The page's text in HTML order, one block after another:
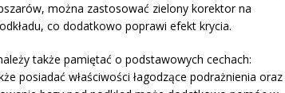
można zastosować zielony korektor na
co dodatkowo poprawi efekt krycia.
także pamiętać o podstawowych cechach:
posiadać właściwości łagodzące podrażnienia oraz